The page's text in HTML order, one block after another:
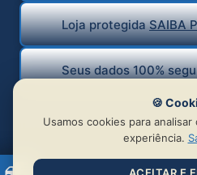
Loja protegidaSAIBA
Seus dados 100%
🍪
Usamos cookies para
experiência.